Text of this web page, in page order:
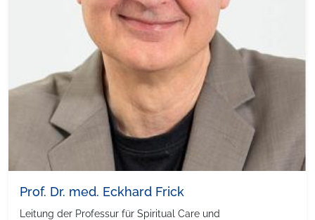
Prof. Dr. med. Eckhard Frick
Leitung der Professur für Spiritual Care und